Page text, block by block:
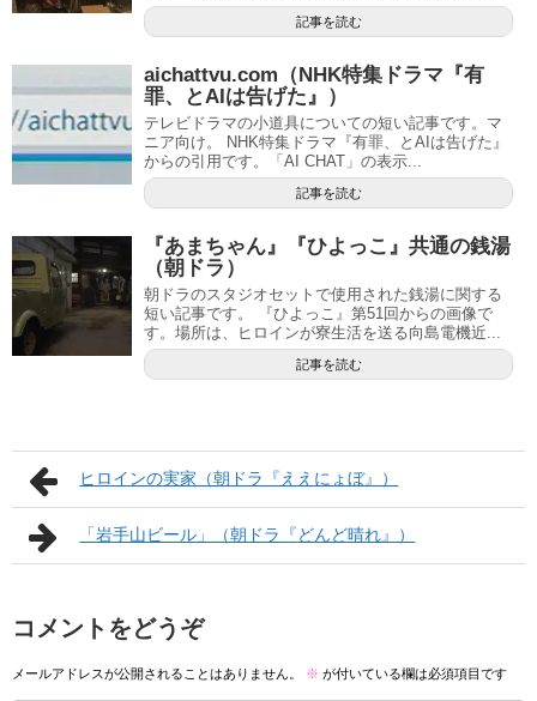
記事を読む
aichattvu.com（NHK特集ドラマ『有
罪、とAIは告げた』）
テレビドラマの小道具についての短い記事です。マ
ニア向け。 NHK特集ドラマ『有罪、とAIは告げた』
からの引用です。「AI CHAT」の表示...
記事を読む
『あまちゃん』『ひよっこ』共通の銭湯
（朝ドラ）
朝ドラのスタジオセットで使用された銭湯に関する
短い記事です。 『ひよっこ』第51回からの画像で
す。場所は、ヒロインが寮生活を送る向島電機近...
記事を読む
ヒロインの実家（朝ドラ『ええにょぼ』）
「岩手山ビール」（朝ドラ『どんど晴れ』）
コメントをどうぞ
メールアドレスが公開されることはありません。 ※ が付いている欄は必須項目です